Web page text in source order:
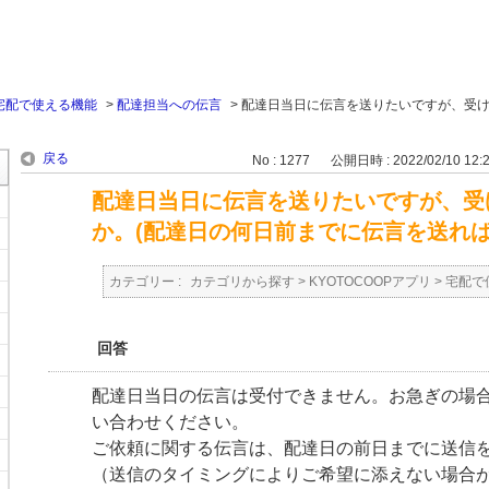
配で使える機能 > 配達担当への伝言 > 配達日当日に伝言を送りたいですが、受
戻る No : 1277 公開日時 : 2022/02/10
配達日当日に伝言を送りたいですが、
か。(配達日の何日前までに伝言を送れ
カテゴリー : カテゴリから探す > KYOTOCOOPアプリ > 宅配で
回答
配達日当日の伝言は受付できません。お急ぎの場
い合わせください。
ご依頼に関する伝言は、配達日の前日までに送信
（送信のタイミングによりご希望に添えない場合